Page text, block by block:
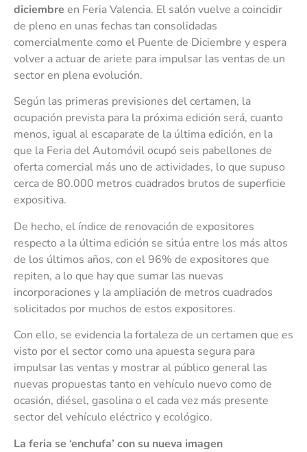
diciembre en Feria Valencia. El salón vuelve a coincidir
de pleno en unas fechas tan consolidadas
comercialmente como el Puente de Diciembre y espera
volver a actuar de ariete para impulsar las ventas de un
sector en plena evolución.
Según las primeras previsiones del certamen, la
ocupación prevista para la próxima edición será, cuanto
menos, igual al escaparate de la última edición, en la
que la Feria del Automóvil ocupó seis pabellones de
oferta comercial más uno de actividades, lo que supuso
cerca de 80.000 metros cuadrados brutos de superficie
expositiva.
De hecho, el índice de renovación de expositores
respecto a la última edición se sitúa entre los más altos
de los últimos años, con el 96% de expositores que
repiten, a lo que hay que sumar las nuevas
incorporaciones y la ampliación de metros cuadrados
solicitados por muchos de estos expositores.
Con ello, se evidencia la fortaleza de un certamen que es
visto por el sector como una apuesta segura para
impulsar las ventas y mostrar al público general las
nuevas propuestas tanto en vehículo nuevo como de
ocasión, diésel, gasolina o el cada vez más presente
sector del vehículo eléctrico y ecológico.
La feria se ‘enchufa’ con su nueva imagen